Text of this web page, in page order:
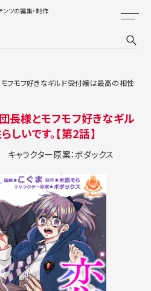
ツの編集・制作
フモフ好きなギルド受付嬢は最高の相性
長様とモフモフ好きなギル
いです。【第2話】
キャラクター原案：ボダックス